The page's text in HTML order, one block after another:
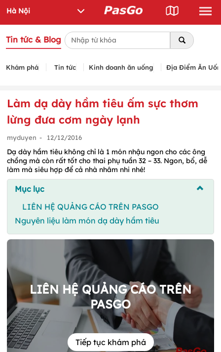
Tin tức & Blog
Khám phá Tin tức Kinh doanh ăn uống Địa Điểm Ăn
Làm dạ dày hầm tiêu ấm sực thơm
lừng đưa cơm ngày lạnh
myduyen - 12/12/2016
Dạ dày hầm tiêu không chỉ là 1 món nhậu ngon cho các ông
chồng mà còn rất tốt cho thai phụ tuần 32 – 33. Ngon, bổ, dễ
làm mà siêu hợp để cả nhà nhâm nhi nhé!
Mục lục
LIÊN HỆ QUẢNG CÁO TRÊN PASGO
Nguyên liệu làm món dạ dày hầm tiêu
LIÊN HỆ QUẢNG CÁO TRÊN
PASGO
Tiếp tục khám phá